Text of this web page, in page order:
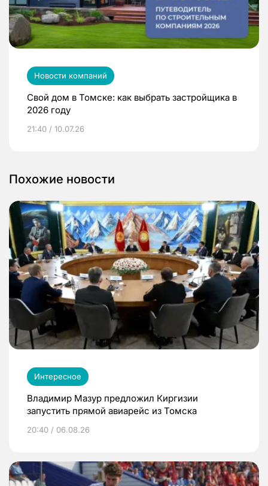
Новости компаний
Свой дом в Томске: как выбрать застройщика в
2026 году
21:40 / 10.07.26
Похожие новости
Интересное
Владимир Мазур предложил Киргизии
запустить прямой авиарейс из Томска
20:40 / 06.08.26